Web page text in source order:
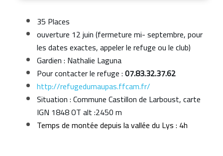
35 Places
ouverture 12 juin (fermeture mi- septembre, pour
les dates exactes, appeler le refuge ou le club)
Gardien : Nathalie Laguna
Pour contacter le refuge :07.83.32.37.62
http://refugedumaupas.ffcam.fr/
Situation : Commune Castillon de Larboust, carte
IGN 1848 OT alt :2450 m
Temps de montée depuis la vallée du Lys : 4h